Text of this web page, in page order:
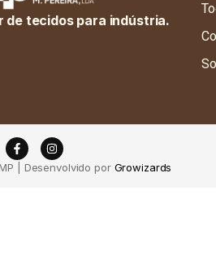
de tecidos para indústria.
| Desenvolvido por Growizards